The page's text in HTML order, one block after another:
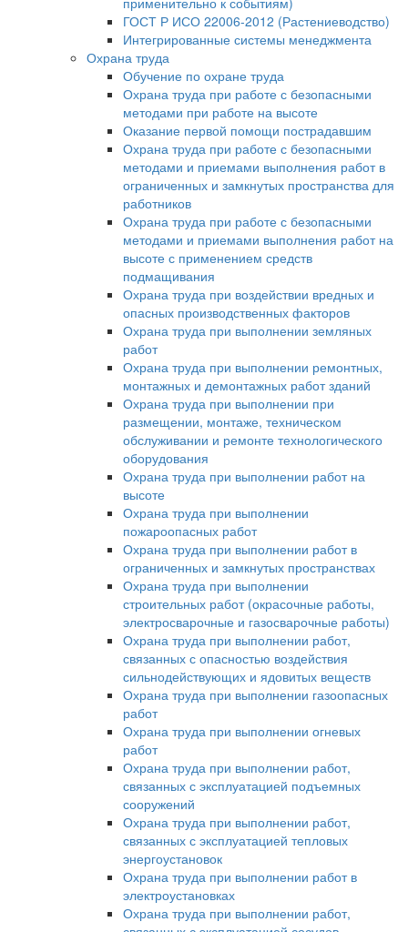
ГОСТ Р ИСО 22006-2012 (Растениеводство)
Интегрированные системы менеджмента
Охрана труда
Обучение по охране труда
Охрана труда при работе с безопасными
методами при работе на высоте
Оказание первой помощи пострадавшим
Охрана труда при работе с безопасными
методами и приемами выполнения работ в
ограниченных и замкнутых пространства для
работников
Охрана труда при работе с безопасными
методами и приемами выполнения работ на
высоте с применением средств
подмащивания
Охрана труда при воздействии вредных и
опасных производственных факторов
Охрана труда при выполнении земляных
работ
Охрана труда при выполнении ремонтных,
монтажных и демонтажных работ зданий
Охрана труда при выполнении при
размещении, монтаже, техническом
обслуживании и ремонте технологического
оборудования
Охрана труда при выполнении работ на
высоте
Охрана труда при выполнении
пожароопасных работ
Охрана труда при выполнении работ в
ограниченных и замкнутых пространствах
Охрана труда при выполнении
строительных работ (окрасочные работы,
электросварочные и газосварочные работы)
Охрана труда при выполнении работ,
связанных с опасностью воздействия
сильнодействующих и ядовитых веществ
Охрана труда при выполнении газоопасных
работ
Охрана труда при выполнении огневых
работ
Охрана труда при выполнении работ,
связанных с эксплуатацией подъемных
сооружений
Охрана труда при выполнении работ,
связанных с эксплуатацией тепловых
энергоустановок
Охрана труда при выполнении работ в
электроустановках
Охрана труда при выполнении работ,